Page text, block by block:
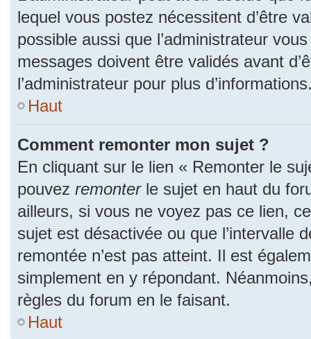
lequel vous postez nécessitent d’être
possible aussi que l’administrateur
messages doivent être validés avant
l’administrateur pour plus
Haut
Comment remonter mon sujet ?
En cliquant sur le lien « Remonter le
pouvez remonterle sujet en haut du
ailleurs, si vous ne voyez pas ce lien,
sujet est désactivée ou que l’intervalle
remontée n’est pas atteint. Il est
simplement en y répondant.
règles du forum en le faisant.
Haut